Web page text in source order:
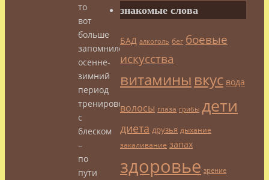
то
вот
больше
запомнился
осенне-
зимний
период
тренировок
с
блеском
–
по
пути
знакомые слова
БАД алкоголь бег боевые
искусства
витамины вкус вода
волосы глаза грибы дети
диета друзья дыхание
закаливание запах
здоровье зрение